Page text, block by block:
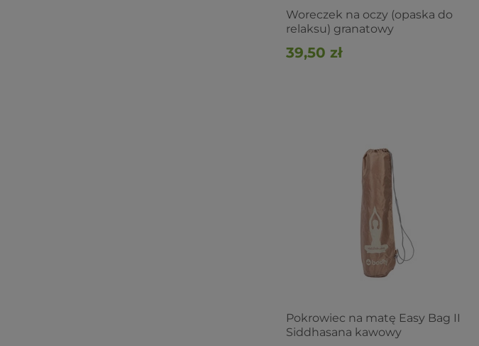
Woreczek na oczy (opaska do
relaksu) granatowy
39,50 zł
Pokrowiec na matę Easy Bag II
Siddhasana kawowy